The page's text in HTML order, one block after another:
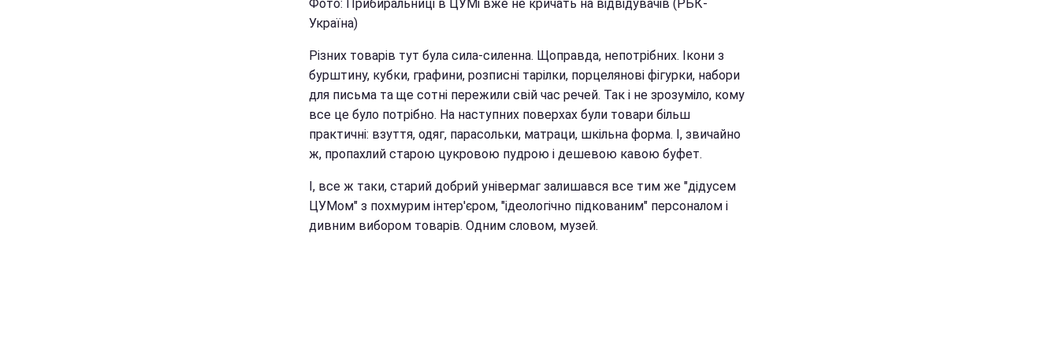
Фото: Прибиральниці в ЦУМі вже не кричать на відвідувачів (РБК-
Україна)
Різних товарів тут була сила-силенна. Щоправда, непотрібних. Ікони з
бурштину, кубки, графини, розписні тарілки, порцелянові фігурки, набори
для письма та ще сотні пережили свій час речей. Так і не зрозуміло, кому
все це було потрібно. На наступних поверхах були товари більш
практичні: взуття, одяг, парасольки, матраци, шкільна форма. І, звичайно
ж, пропахлий старою цукровою пудрою і дешевою кавою буфет.
І, все ж таки, старий добрий універмаг залишався все тим же "дідусем
ЦУМом" з похмурим інтер'єром, "ідеологічно підкованим" персоналом і
дивним вибором товарів. Одним словом, музей.